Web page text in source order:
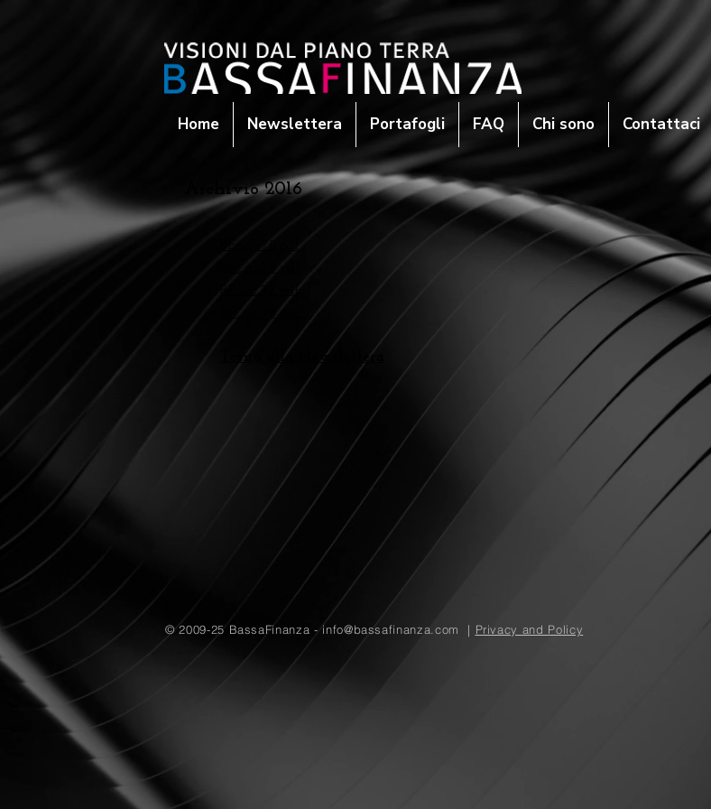
Home Newslettera Portafogli FAQ Chi sono Contattaci
Archivio 2016
Torna alla Newslettera
© 2009-25 BassaFinanza - info@bassafinanza.com | Privacy and Policy